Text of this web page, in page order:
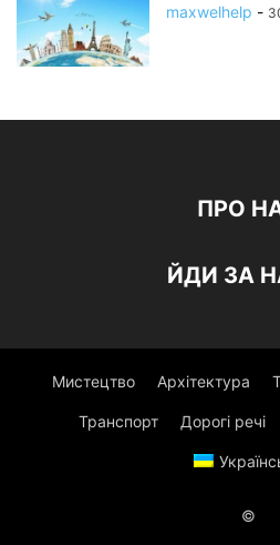
maxwelhelp -
ПРО
ЙДИ ЗА
Мистецтво Архітектура
Транспорт Дорогі речі
©